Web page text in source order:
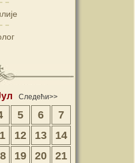
Следећи>>
5 6
7
12 13
14
19 20
21